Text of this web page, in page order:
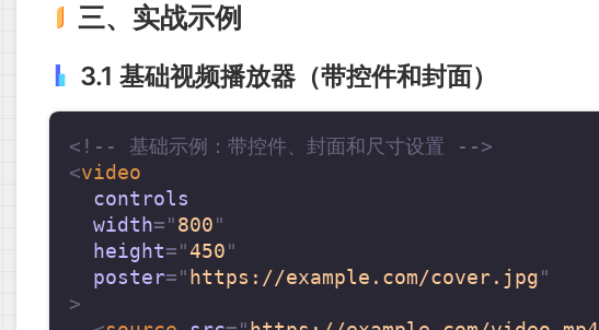
三、实战示例
3.1 基础视频播放器（带控件和封面）
<!-- 基础示例：带控件、封面和尺寸设置 -->
<video
controls
width="800"
height="450"
poster=" https://example.com/cover.jpg"
>